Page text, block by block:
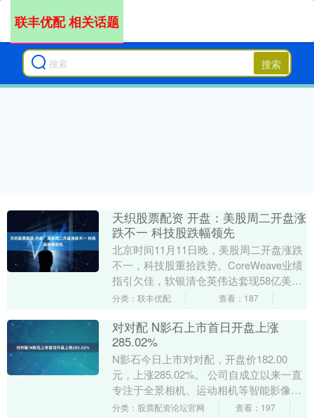
搜索
联丰优配 相关话题
天织股票配资 开盘：美股周二开盘涨
跌不一 科技股跌幅领先
北京时间11月11日晚，美股周二开盘涨跌
不一，科技股重拾跌势。CoreWeave业绩
指引欠佳，软银清仓英伟达套现58亿美元
天织股票配资，令人工智能相关股票承
分类：联丰优配 查看：187
对对配 N影石上市首日开盘上涨
285.02%
N影石今日上市对对配，开盘价182.00
元，上涨285.02%。 公司自成立以来一直
专注于全景相机、运动相机等智能影像设
备的研发、生产和销售，是以全景技术为
分类：股票配资论坛官网 查看：197